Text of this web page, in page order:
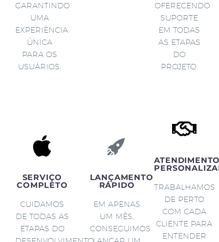
GARANTINDO
UMA
EXPERIÊNCIA
ÚNICA
PARA OS
USUÁRIOS.
OFERECENDO
SUPORTE
EM TODAS
AS ETAPAS
DO
PROJETO.
SERVIÇO
COMPLETO
CUIDAMOS
DE TODAS AS
ETAPAS DO
LANÇAMENTO
RÁPIDO
EM APENAS
UM MÊS,
CONSEGUIMOS
TRABALHAMOS
DE PERTO
COM CADA
CLIENTE PARA
ENTENDER